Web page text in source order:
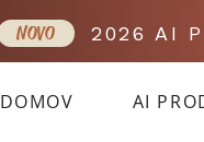
2026 AI
NOVO
DOMOV AI